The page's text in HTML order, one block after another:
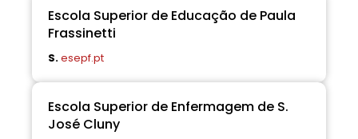
Escola Superior de Educação de Paula
Frassinetti
S.esepf.pt
Escola Superior de Enfermagem de S.
José Cluny